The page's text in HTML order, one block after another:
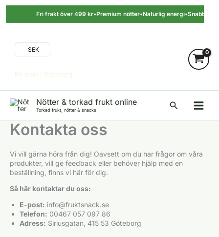
Hoppa
innehåll
Fri frakt över 499 kr•Premium nötter•Naturlig energi•Snabb
SEK
Fri frakt i Göteborg·
Nötter & torkad frukt online
Torkad frukt, nötter & snacks
Sök
Kontakta oss
Vi vill gärna höra från dig! Oavsett om du har frågor om våra
produkter, vill ge feedback eller behöver hjälp med en
beställning, finns vi här för dig.
Så här kontaktar du oss:
E-post: info@fruktsnack.se
Telefon: 00467 057 097 86
Adress: Siriusgatan, 415 53 Göteborg